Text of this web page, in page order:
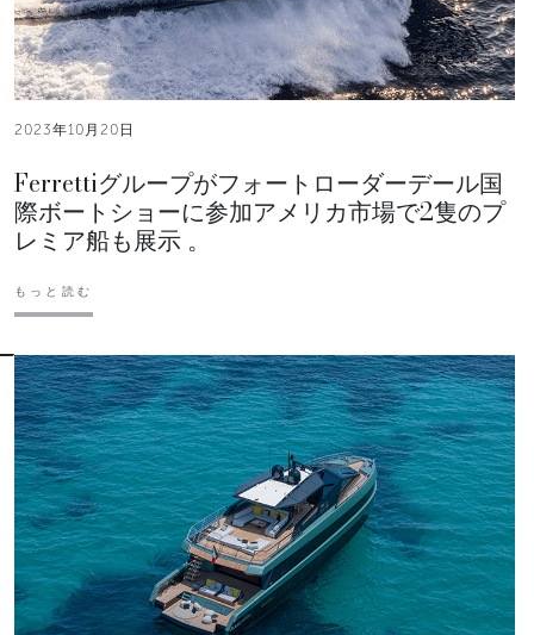
2023年10月20日
Ferrettiグループがフォートローダーデール国
際ボートショーに参加アメリカ市場で2隻のプ
レミア船も展示 。
もっと読む